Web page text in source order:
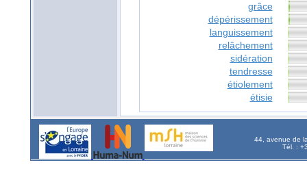
grâce
dépérissement
languissement
relâchement
sidération
tendresse
étiolement
étisie
44, avenue de
Tél. :